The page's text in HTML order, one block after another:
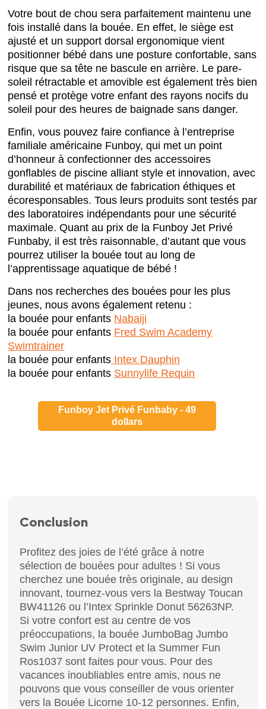
Votre bout de chou sera parfaitement maintenu une
fois installé dans la bouée. En effet, le siège est
ajusté et un support dorsal ergonomique vient
positionner bébé dans une posture confortable, sans
risque que sa tête ne bascule en arrière. Le pare-
soleil rétractable et amovible est également très bien
pensé et protège votre enfant des rayons nocifs du
soleil pour des heures de baignade sans danger.
Enfin, vous pouvez faire confiance à l’entreprise
familiale américaine Funboy, qui met un point
d’honneur à confectionner des accessoires
gonflables de piscine alliant style et innovation, avec
durabilité et matériaux de fabrication éthiques et
écoresponsables. Tous leurs produits sont testés par
des laboratoires indépendants pour une sécurité
maximale. Quant au prix de la Funboy Jet Privé
Funbaby, il est très raisonnable, d’autant que vous
pourrez utiliser la bouée tout au long de
l’apprentissage aquatique de bébé !
Dans nos recherches des bouées pour les plus
jeunes, nous avons également retenu :
la bouée pour enfants Nabaiji
la bouée pour enfants Fred Swim Academy
Swimtrainer
la bouée pour enfants Intex Dauphin
la bouée pour enfants Sunnylife Requin
Funboy Jet Privé Funbaby - 49
dollars
Conclusion
Profitez des joies de l’été grâce à notre
sélection de bouées pour adultes ! Si vous
cherchez une bouée très originale, au design
innovant, tournez-vous vers la Bestway Toucan
BW41126 ou l’Intex Sprinkle Donut 56263NP.
Si votre confort est au centre de vos
préoccupations, la bouée JumboBag Jumbo
Swim Junior UV Protect et la Summer Fun
Ros1037 sont faites pour vous. Pour des
vacances inoubliables entre amis, nous ne
pouvons que vous conseiller de vous orienter
vers la Bouée Licorne 10-12 personnes. Enfin,